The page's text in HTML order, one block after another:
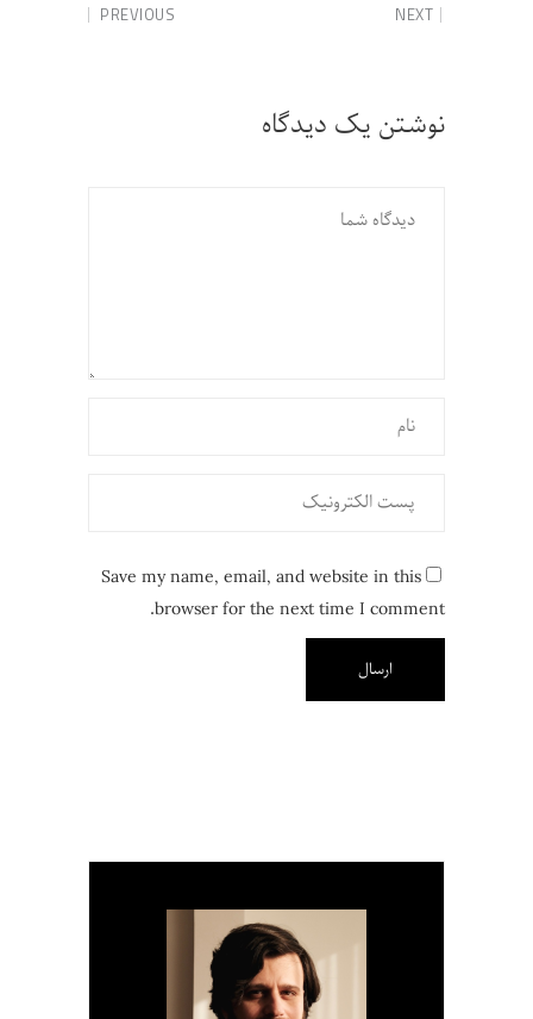
PREVIOUS NEXT
نوشتن یک دیدگاه
Save my name, email, and website in this
browser for the next time I comment.